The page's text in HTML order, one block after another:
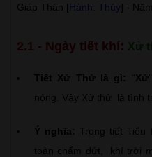
Giáp Thân [ Hành: Thủy ] -
2.1 - Ngày tiết khí: Xử
Tiết Xử Thử là gì: “Xử
nóng. Vậy Xử thử là tình
Ý nghĩa: Trong tiết Tiểu
toàn chấm dứt, khí trời